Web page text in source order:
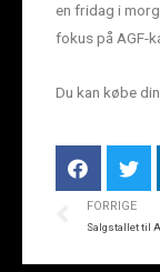
en fridag i
fokus på AGF-
Du kan købe
FORRIGE